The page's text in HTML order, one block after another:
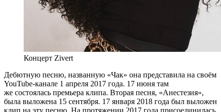
Концерт Zivert
Дебютную песню, названную «Чак» она представила на своём
YouTube-канале 1 апреля 2017 года. 17 июня там
же состоялась премьера клипа. Вторая песня, «Анестезия»,
была выложена 15 сентября. 17 января 2018 года был выложен
клип на эту песню. На протяжении 2017 года присоединилась